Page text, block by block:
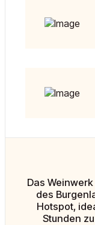
Das
des
Hotspot,
Stunden